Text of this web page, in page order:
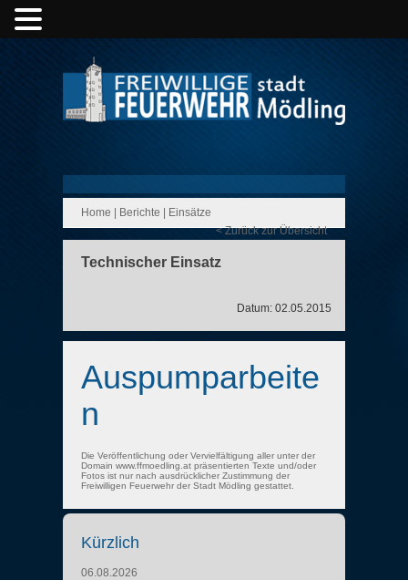
Home Berichte
Einsätze
< Zurück zur Übersicht
Technischer Einsatz
Datum: 02.05.2015
Auspumparbeite
n
Die Veröffentlichung oder Vervielfältigung aller unter der
Domain www.ffmoedling.at präsentierten Texte und/oder
Fotos ist nur nach ausdrücklicher Zustimmung der
Freiwilligen Feuerwehr der Stadt Mödling gestattet.
Kürzlich
06.08.2026